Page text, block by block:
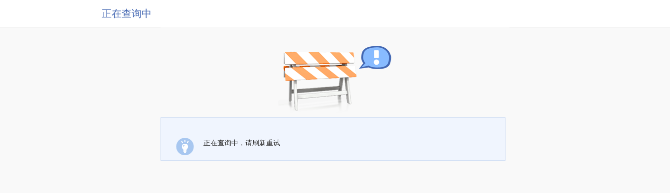
正在查询中
正在查询中，请刷新重试